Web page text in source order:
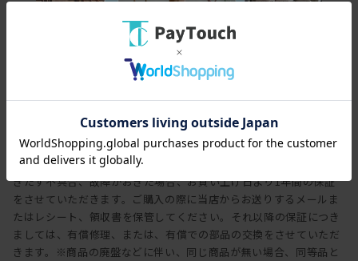
保証内容
製品を取扱説明書の注意事項を守りお使いいただき、使用に支障を
きたす不具合、故障がおきた場合、お買い上げ日より1年間の保証
をさせていただきます。ご購入の際に当店からお送りするメールま
たはレシート、領収書を保管してください。それ以降の保証につき
ましては、有償修理、または、有償での部品の交換をさせていただ
きます。※商品の廃盤などに伴い、同じ商品が無い場合、同等品と